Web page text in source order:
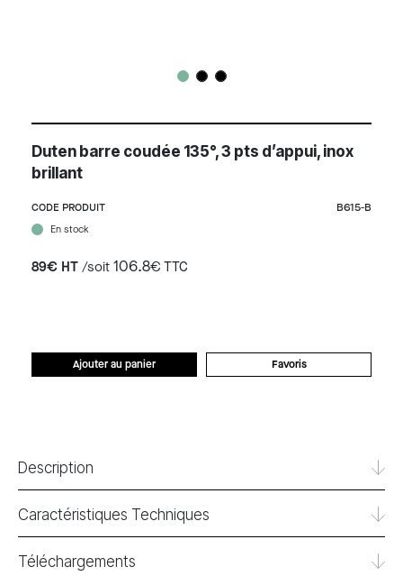
Duten barre coudée 135°, 3 pts d’appui, inox
brillant
CODE PRODUIT B615-B
En stock
89€ HT /soit 106.8€ TTC
Favoris
Ajouter au panier
Description
Caractéristiques Techniques
Téléchargements